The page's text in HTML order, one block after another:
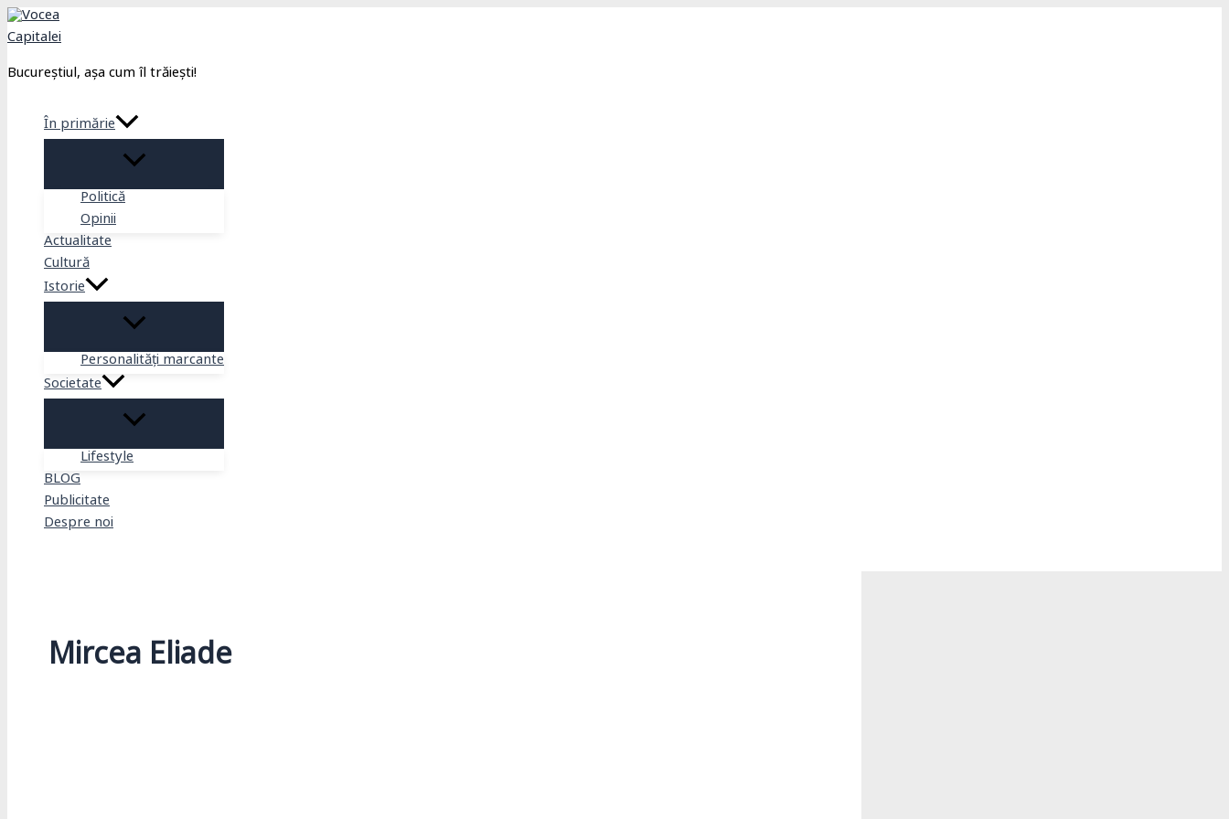
Skip
to
Bucureștiul, așa cum îl trăiești!
În primărie
Politică
Opinii
Actualitate
Cultură
Istorie
Personalități marcante
Societate
Lifestyle
BLOG
Publicitate
Despre noi
Mircea Eliade